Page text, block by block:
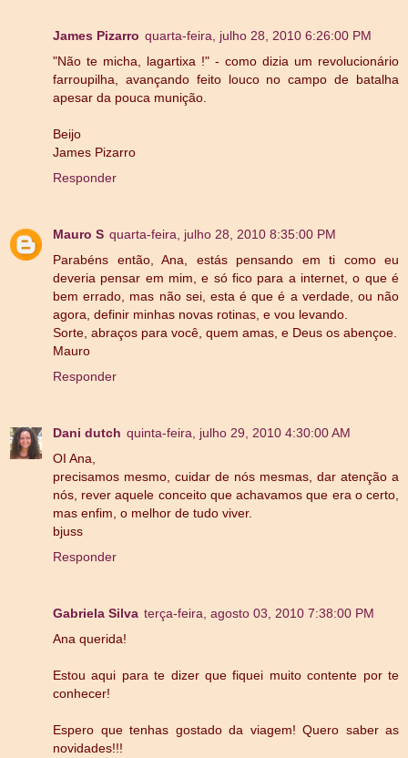
James Pizarro quarta-feira, julho 28, 2010 6:26:00 PM
"Não te micha, lagartixa !" - como dizia um revolucionário
farroupilha, avançando feito louco no campo de batalha
apesar da pouca munição.
Beijo
James Pizarro
Responder
Mauro S quarta-feira, julho 28, 2010 8:35:00 PM
Parabéns então, Ana, estás pensando em ti como eu
deveria pensar em mim, e só fico para a internet, o que é
bem errado, mas não sei, esta é que é a verdade, ou não
agora, definir minhas novas rotinas, e vou levando.
Sorte, abraços para você, quem amas, e Deus os abençoe.
Mauro
Responder
Dani dutch quinta-feira, julho 29, 2010 4:30:00 AM
OI Ana,
precisamos mesmo, cuidar de nós mesmas, dar atenção a
nós, rever aquele conceito que achavamos que era o certo,
mas enfim, o melhor de tudo viver.
bjuss
Responder
Gabriela Silva terça-feira, agosto 03, 2010 7:38:00 PM
Ana querida!
Estou aqui para te dizer que fiquei muito contente por te
conhecer!
Espero que tenhas gostado da viagem! Quero saber as
novidades!!!